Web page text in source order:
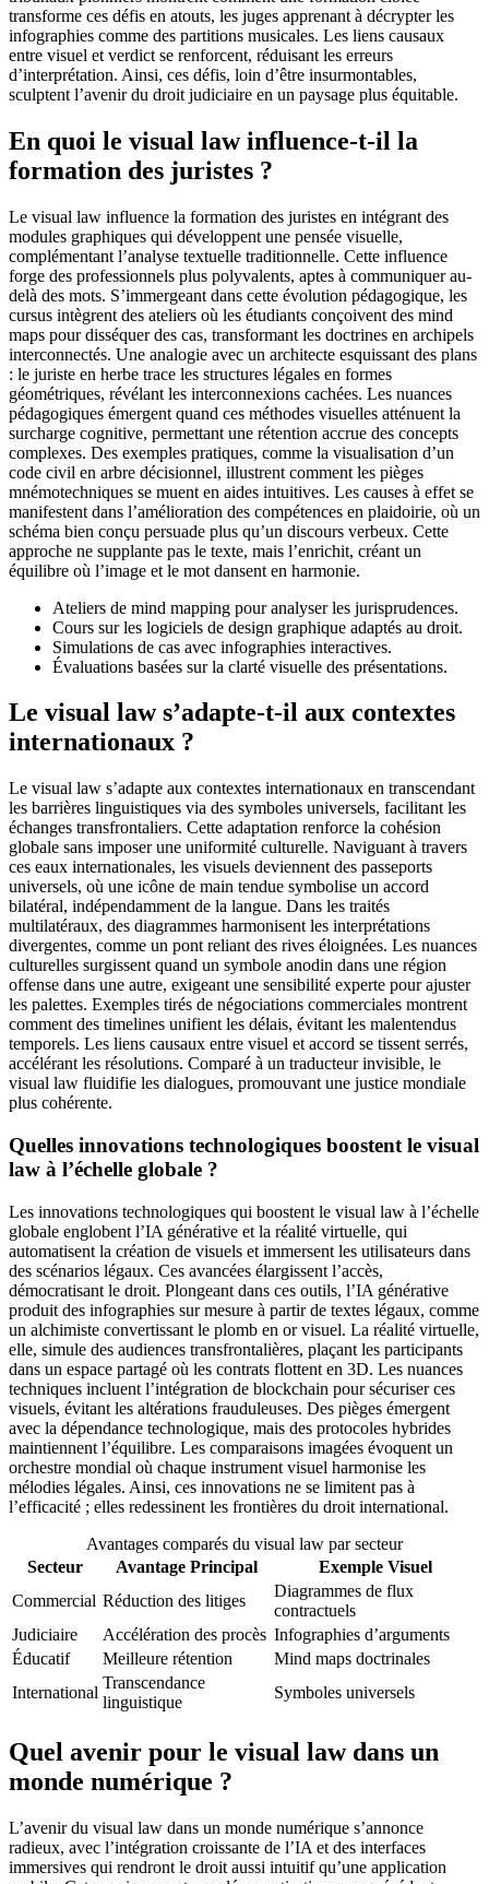
transforme ces défis en atouts, les juges apprenant à décrypter les
infographies comme des partitions musicales. Les liens causaux
entre visuel et verdict se renforcent, réduisant les erreurs
d’interprétation. Ainsi, ces défis, loin d’être insurmontables,
sculptent l’avenir du droit judiciaire en un paysage plus équitable.
En quoi le visual law influence-t-il la
formation des juristes ?
Le visual law influence la formation des juristes en intégrant des
modules graphiques qui développent une pensée visuelle,
complémentant l’analyse textuelle traditionnelle. Cette influence
forge des professionnels plus polyvalents, aptes à communiquer au-
delà des mots. S’immergeant dans cette évolution pédagogique, les
cursus intègrent des ateliers où les étudiants conçoivent des mind
maps pour disséquer des cas, transformant les doctrines en archipels
interconnectés. Une analogie avec un architecte esquissant des plans
: le juriste en herbe trace les structures légales en formes
géométriques, révélant les interconnexions cachées. Les nuances
pédagogiques émergent quand ces méthodes visuelles atténuent la
surcharge cognitive, permettant une rétention accrue des concepts
complexes. Des exemples pratiques, comme la visualisation d’un
code civil en arbre décisionnel, illustrent comment les pièges
mnémotechniques se muent en aides intuitives. Les causes à effet se
manifestent dans l’amélioration des compétences en plaidoirie, où un
schéma bien conçu persuade plus qu’un discours verbeux. Cette
approche ne supplante pas le texte, mais l’enrichit, créant un
équilibre où l’image et le mot dansent en harmonie.
Ateliers de mind mapping pour analyser les jurisprudences.
Cours sur les logiciels de design graphique adaptés au droit.
Simulations de cas avec infographies interactives.
Évaluations basées sur la clarté visuelle des présentations.
Le visual law s’adapte-t-il aux contextes
internationaux ?
Le visual law s’adapte aux contextes internationaux en transcendant
les barrières linguistiques via des symboles universels, facilitant les
échanges transfrontaliers. Cette adaptation renforce la cohésion
globale sans imposer une uniformité culturelle. Naviguant à travers
ces eaux internationales, les visuels deviennent des passeports
universels, où une icône de main tendue symbolise un accord
bilatéral, indépendamment de la langue. Dans les traités
multilatéraux, des diagrammes harmonisent les interprétations
divergentes, comme un pont reliant des rives éloignées. Les nuances
culturelles surgissent quand un symbole anodin dans une région
offense dans une autre, exigeant une sensibilité experte pour ajuster
les palettes. Exemples tirés de négociations commerciales montrent
comment des timelines unifient les délais, évitant les malentendus
temporels. Les liens causaux entre visuel et accord se tissent serrés,
accélérant les résolutions. Comparé à un traducteur invisible, le
visual law fluidifie les dialogues, promouvant une justice mondiale
plus cohérente.
Quelles innovations technologiques boostent le visual
law à l’échelle globale ?
Les innovations technologiques qui boostent le visual law à l’échelle
globale englobent l’IA générative et la réalité virtuelle, qui
automatisent la création de visuels et immersent les utilisateurs dans
des scénarios légaux. Ces avancées élargissent l’accès,
démocratisant le droit. Plongeant dans ces outils, l’IA générative
produit des infographies sur mesure à partir de textes légaux, comme
un alchimiste convertissant le plomb en or visuel. La réalité virtuelle,
elle, simule des audiences transfrontalières, plaçant les participants
dans un espace partagé où les contrats flottent en 3D. Les nuances
techniques incluent l’intégration de blockchain pour sécuriser ces
visuels, évitant les altérations frauduleuses. Des pièges émergent
avec la dépendance technologique, mais des protocoles hybrides
maintiennent l’équilibre. Les comparaisons imagées évoquent un
orchestre mondial où chaque instrument visuel harmonise les
mélodies légales. Ainsi, ces innovations ne se limitent pas à
l’efficacité ; elles redessinent les frontières du droit international.
Avantages comparés du visual law par secteur
Secteur
Avantage Principal
Exemple Visuel
Commercial Réduction des litiges
Diagrammes de flux
contractuels
Judiciaire
Accélération des procès Infographies d’arguments
Éducatif
Meilleure rétention
Mind maps doctrinales
International
Transcendance
linguistique
Symboles universels
Quel avenir pour le visual law dans un
monde numérique ?
L’avenir du visual law dans un monde numérique s’annonce
radieux, avec l’intégration croissante de l’IA et des interfaces
immersives qui rendront le droit aussi intuitif qu’une application